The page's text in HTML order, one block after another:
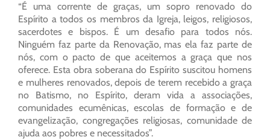
“É uma corrente de graças, um sopro renovado do
Espírito a todos os membros da Igreja, leigos, religiosos,
sacerdotes e bispos. É um desafio para todos nós.
Ninguém faz parte da Renovação, mas ela faz parte de
nós, com o pacto de que aceitemos a graça que nos
oferece. Esta obra soberana do Espírito suscitou homens
e mulheres renovados, depois de terem recebido a graça
no Batismo, no Espírito, deram vida a associações,
comunidades ecumênicas, escolas de formação e de
evangelização, congregações religiosas, comunidade de
ajuda aos pobres e necessitados”.